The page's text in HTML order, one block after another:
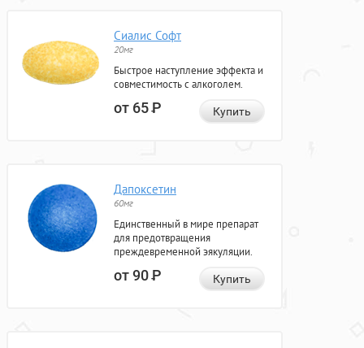
Сиалис Софт
20мг
Быстрое наступление эффекта и
совместимость с алкоголем.
от 65Р Купить
Дапоксетин
60мг
Единственный в мире препарат
для предотвращения
преждевременной эякуляции.
от 90Р Купить